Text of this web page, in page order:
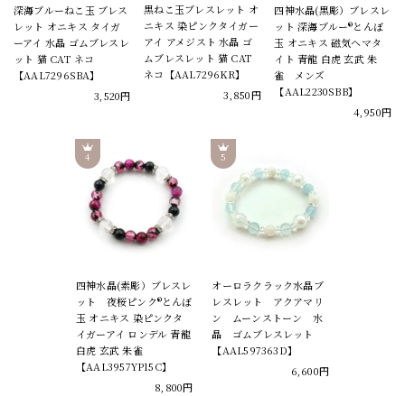
深海ブルーねこ玉 ブレス
レット オニキス タイガ
ーアイ 水晶 ゴムブレスレ
ット 猫 CAT ネコ
【AAL7296SBA】
3,520円
黒ねこ玉ブレスレット オ
ニキス 染ピンクタイガー
アイ アメジスト 水晶 ゴ
ムブレスレット 猫 CAT
ネコ【AAL7296KR】
3,850円
四神水晶(黒彫）ブレスレ
ット 深海ブルー®とんぼ
玉 オニキス 磁気ヘマタ
イト 青龍 白虎 玄武 朱
雀 メンズ
【AAL2230SBB】
4,950円
四神水晶(素彫）ブレスレ
ット 夜桜ピンク®とんぼ
玉 オニキス 染ピンクタ
イガーアイ ロンデル 青龍
白虎 玄武 朱雀
【AAL3957YP15C】
8,800円
オーロラクラック水晶ブ
レスレット アクアマリ
ン ムーンストーン 水
晶 ゴムブレスレット
【AAL597363D】
6,600円